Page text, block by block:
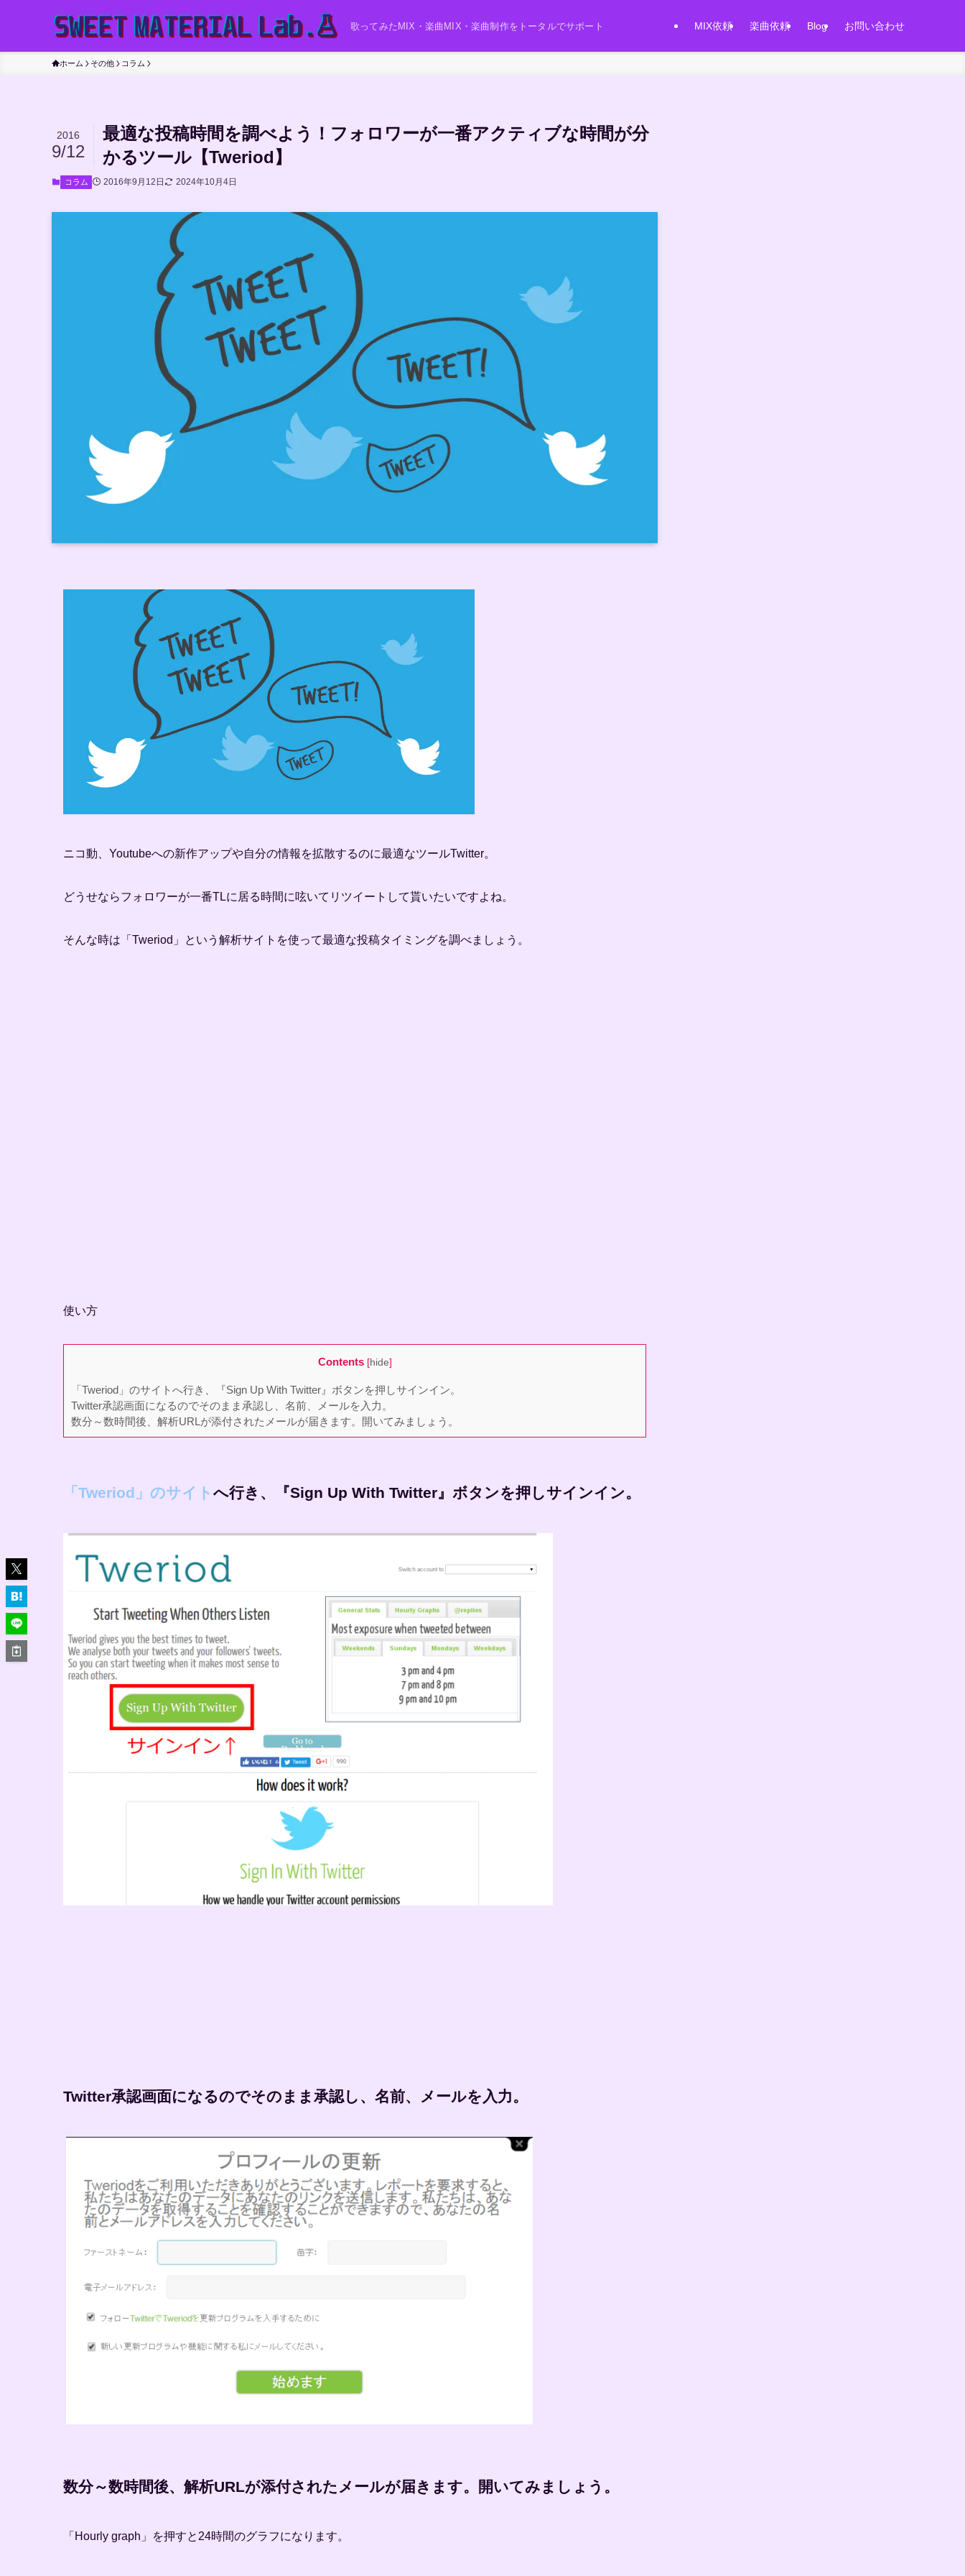
歌ってみたMIX・楽曲MIX・楽曲制作をトータルでサポート MIX依頼 楽曲依頼 Blog お問い合わせ
ホーム その他 コラム
最適な投稿時間を調べよう！フォロワーが一番アクティブな時間が分
かるツール【Tweriod】
2016
9/12
コラム 2016年9月12日 2024年10月4日
ニコ動、Youtubeへの新作アップや自分の情報を拡散するのに最適なツールTwitter。
どうせならフォロワーが一番TLに居る時間に呟いてリツイートして貰いたいですよね。
そんな時は「Tweriod」という解析サイトを使って最適な投稿タイミングを調べましょう。
使い方
Contents [hide]
「Tweriod」のサイトへ行き、『Sign Up With Twitter』ボタンを押しサインイン。
Twitter承認画面になるのでそのまま承認し、名前、メールを入力。
数分～数時間後、解析URLが添付されたメールが届きます。開いてみましょう。
「Tweriod」のサイト へ行き、『Sign Up With Twitter』ボタンを押しサインイン。
Twitter承認画面になるのでそのまま承認し、名前、メールを入力。
数分～数時間後、解析URLが添付されたメールが届きます。開いてみましょう。
「Hourly graph」を押すと24時間のグラフになります。